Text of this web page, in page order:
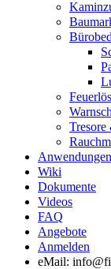
Tresore
Anwendungen
Wiki
Dokumente
Videos
FAQ
Angebote
Anmelden
eMail: